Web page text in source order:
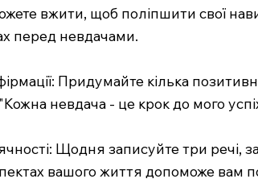
вжити, щоб поліпшити свої
перед невдачами.
Придумайте кілька
невдача - це крок до мого
Щодня записуйте три речі,
вашого життя допоможе вам